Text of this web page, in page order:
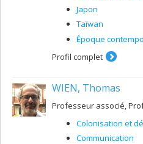
Japon
Taïwan
Époque
Profil complet
WIEN, Thomas
Professeur associé,
Colonisation et
Communication